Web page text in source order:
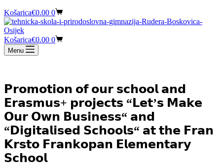
Košarica€0.00 0
Košarica€0.00 0
Menu
𝗣𝗿𝗼𝗺𝗼𝘁𝗶𝗼𝗻 𝗼𝗳 𝗼𝘂𝗿 𝘀𝗰𝗵𝗼𝗼𝗹 𝗮𝗻𝗱
𝗘𝗿𝗮𝘀𝗺𝘂𝘀+ 𝗽𝗿𝗼𝗷𝗲𝗰𝘁𝘀 “𝗟𝗲𝘁’𝘀 𝗠𝗮𝗸𝗲
𝗢𝘂𝗿 𝗢𝘄𝗻 𝗕𝘂𝘀𝗶𝗻𝗲𝘀𝘀“ 𝗮𝗻𝗱
“𝗗𝗶𝗴𝗶𝘁𝗮𝗹𝗶𝘀𝗲𝗱 𝗦𝗰𝗵𝗼𝗼𝗹𝘀“ 𝗮𝘁 𝘁𝗵𝗲 𝗙𝗿𝗮𝗻
𝗞𝗿𝘀𝘁𝗼 𝗙𝗿𝗮𝗻𝗸𝗼𝗽𝗮𝗻 𝗘𝗹𝗲𝗺𝗲𝗻𝘁𝗮𝗿𝘆
𝗦𝗰𝗵𝗼𝗼𝗹